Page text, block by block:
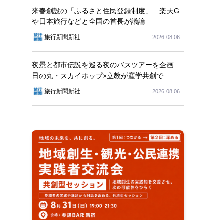
来春創設の「ふるさと住民登録制度」 楽天G
や日本旅行などと全国の首長が議論
旅行新聞新社 2026.08.06
夜景と都市伝説を巡る夜のバスツアーを企画
日の丸・スカイホップ×立教が産学共創で
旅行新聞新社 2026.08.06